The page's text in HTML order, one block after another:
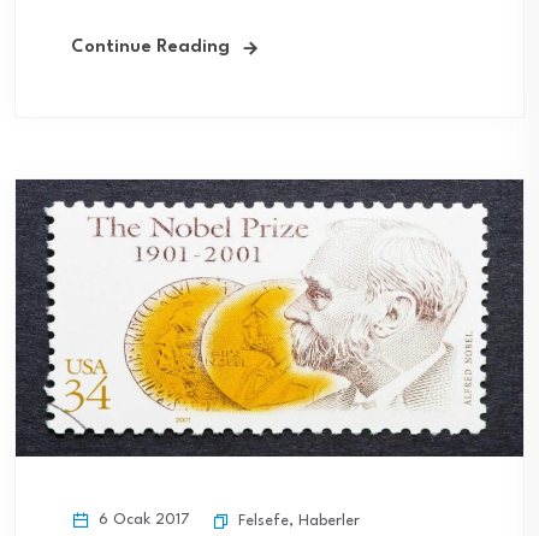
Continue Reading
6 Ocak 2017 Felsefe, Haberler